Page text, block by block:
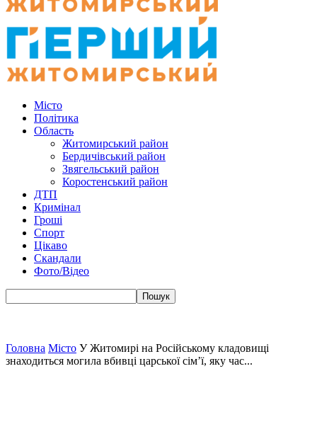
Місто
Політика
Область
Житомирський район
Бердичівський район
Звягельський район
Коростенський район
ДТП
Кримінал
Гроші
Спорт
Цікаво
Скандали
Фото/Відео
Головна Місто У Житомирі на Російському кладовищі
знаходиться могила вбивці царської сім’ї, яку час...